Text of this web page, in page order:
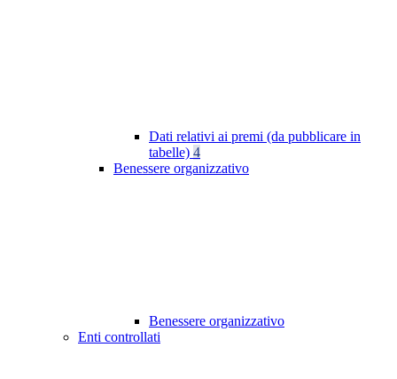
Dati relativi ai premi (da pubblicare in
tabelle) 4
Benessere organizzativo
Benessere organizzativo
Enti controllati